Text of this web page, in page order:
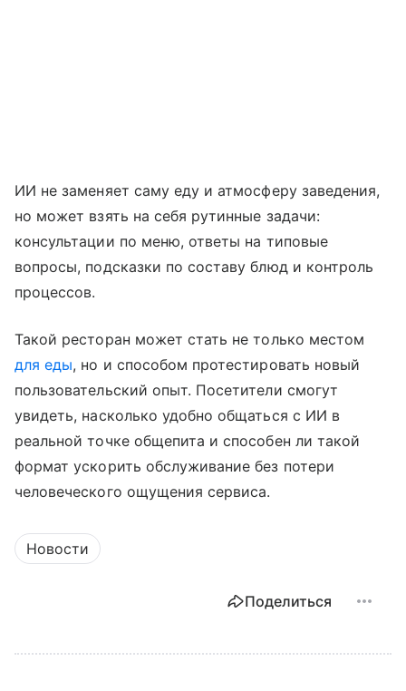
ИИ не заменяет саму еду и атмосферу заведения,
но может взять на себя рутинные задачи:
консультации по меню, ответы на типовые
вопросы, подсказки по составу блюд и контроль
процессов.
Такой ресторан может стать не только местом
для еды, но и способом протестировать новый
пользовательский опыт. Посетители смогут
увидеть, насколько удобно общаться с ИИ в
реальной точке общепита и способен ли такой
формат ускорить обслуживание без потери
человеческого ощущения сервиса.
Новости
Поделиться